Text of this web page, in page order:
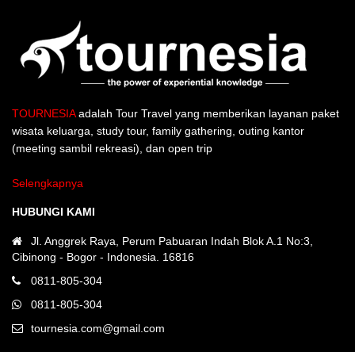
TOURNESIAadalah Tour Travel yang memberikan layanan paket
wisata keluarga, study tour, family gathering, outing kantor
(meeting sambil rekreasi), dan open trip
Selengkapnya
HUBUNGI KAMI
Jl. Anggrek Raya, Perum Pabuaran Indah Blok A.1 No:3,
Cibinong - Bogor - Indonesia. 16816
0811-805-304
0811-805-304
tournesia.com@gmail.com